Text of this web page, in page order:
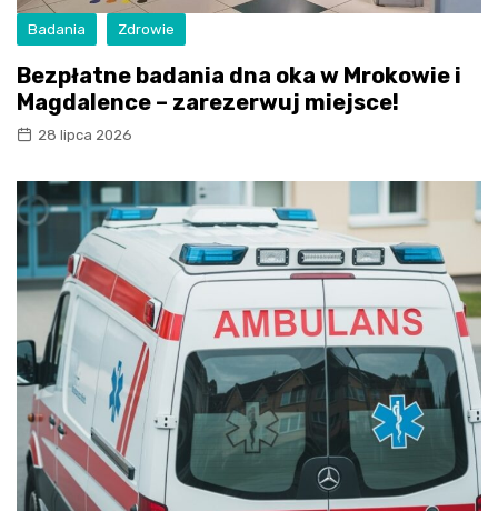
Badania Zdrowie
Bezpłatne badania dna oka w Mrokowie i
Magdalence – zarezerwuj miejsce!
28 lipca 2026